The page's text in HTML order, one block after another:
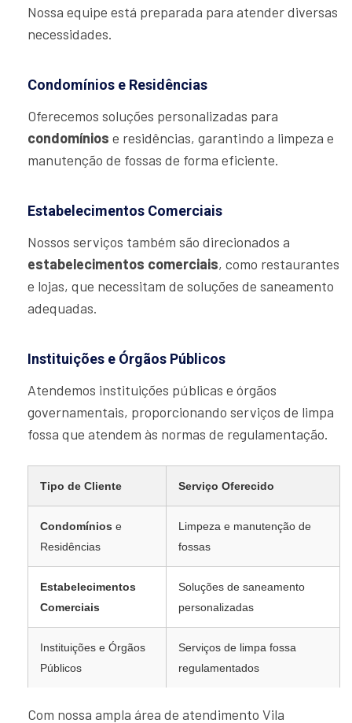
Nossa equipe está preparada para atender diversas
necessidades.
Condomínios e Residências
Oferecemos soluções personalizadas para
condomínios e residências, garantindo a limpeza e
manutenção de fossas de forma eficiente.
Estabelecimentos Comerciais
Nossos serviços também são direcionados a
estabelecimentos comerciais, como restaurantes
e lojas, que necessitam de soluções de saneamento
adequadas.
Instituições e Órgãos Públicos
Atendemos instituições públicas e órgãos
governamentais, proporcionando serviços de limpa
fossa que atendem às normas de regulamentação.
Tipo de Cliente Serviço Oferecido
Condomínios e
Residências
Limpeza e manutenção de
fossas
Estabelecimentos
Comerciais
Soluções de saneamento
personalizadas
Instituições e Órgãos
Públicos
Serviços de limpa fossa
regulamentados
Com nossa ampla área de atendimento Vila